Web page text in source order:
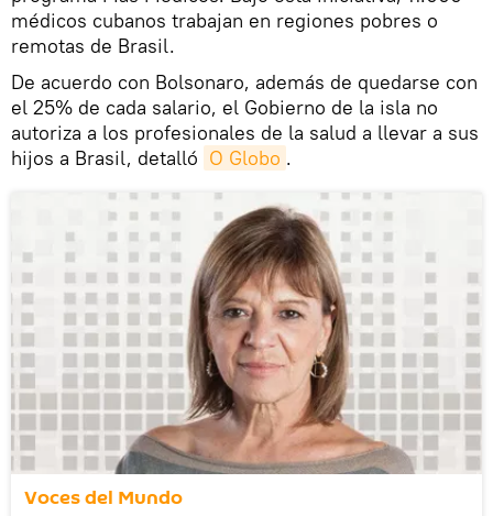
médicos cubanos trabajan en regiones pobres o
remotas de Brasil.
De acuerdo con Bolsonaro, además de quedarse con
el 25% de cada salario, el Gobierno de la isla no
autoriza a los profesionales de la salud a llevar a sus
hijos a Brasil, detalló O Globo .
Voces del Mundo